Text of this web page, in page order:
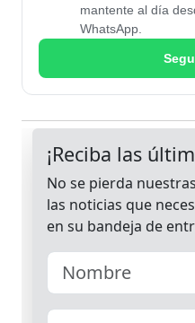
mantente al día
WhatsApp.